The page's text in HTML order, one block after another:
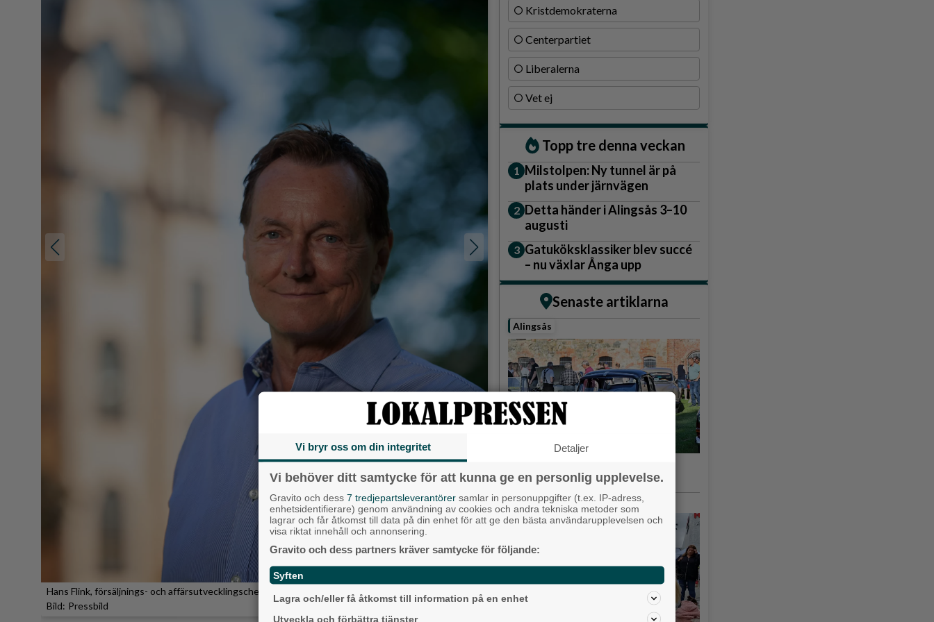
Hans Flink, försäljnings- och affärsutvecklingschef på Svensk Mäklarstatistik.
Pressbild
Drömmen om en egen villa i Härryda har ett snittpris på 5,3 miljoner kronor – men
stora.
Adobe Stock
Kristdemokraterna
Centerpartiet
Liberalerna
Vet ej
Topp tre denna veckan
Milstolpen: Ny tunnel är på
plats under järnvägen
Detta händer i Alingsås 3–10
augusti
Gatuköksklassiker blev succé
– nu växlar Ånga upp
Senaste artiklarna
Alingsås
augusti
Backa/Kärra
Vi bryr oss om din integritet Detaljer
Vi behöver ditt samtycke för att kunna ge en personlig upplevelse.
Gravito och dess 7 tredjepartsleverantörer samlar in personuppgifter (t.ex. IP-adress,
enhetsidentifierare) genom användning av cookies och andra tekniska metoder som
lagrar och får åtkomst till data på din enhet för att ge den bästa användarupplevelsen och
visa riktat innehåll och annonsering.
Gravito och dess partners kräver samtycke för följande:
Syften
Lagra och/eller få åtkomst till information på en enhet
Utveckla och förbättra tjänster